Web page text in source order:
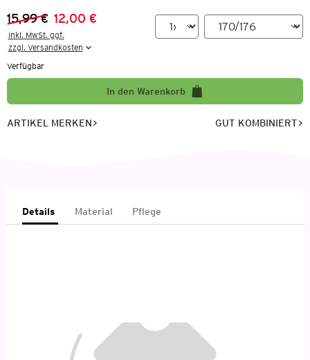
Vorheriger Preis:
15,99 €
Neuer Preis:
12,00 €
inkl. MwSt. ggf.
zzgl. Versandkosten
Verfügbar
In den Warenkorb
ARTIKEL MERKEN GUT KOMBINIERT
Details Material Pflege